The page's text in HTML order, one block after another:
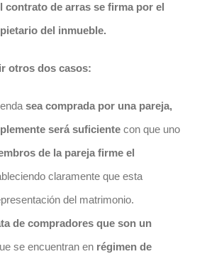
contratode arras se firma por el
del inmueble.
otros dos casos:
sea comprada por una pareja,
será suficientecon que uno
de la pareja firme el
claramente que esta
del matrimonio.
de compradores que son un
se encuentran en régimen de